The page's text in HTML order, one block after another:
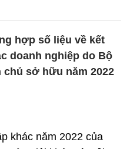
hợp số liệu về kết
doanh nghiệp do Bộ
sở hữu năm 2022
khác năm 2022 của